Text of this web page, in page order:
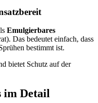
Emulgierbares
Das bedeutet einfach, dass
bestimmt ist.
bietet Schutz auf der
im Detail